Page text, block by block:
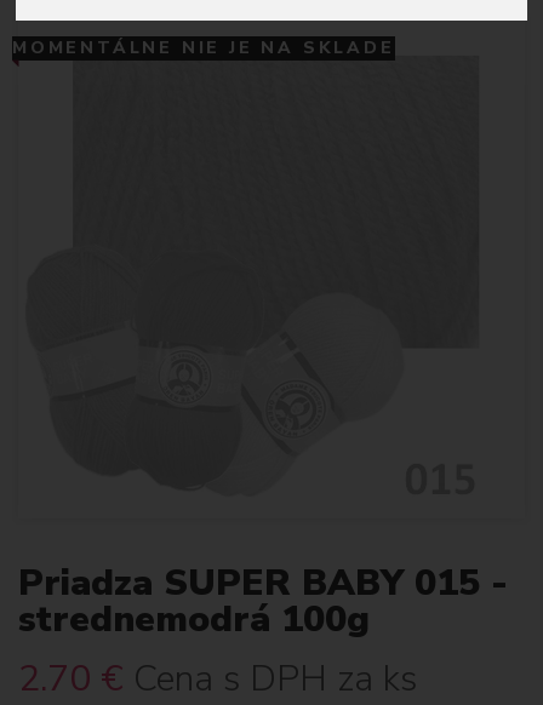
MOMENTÁLNE NIE JE NA SKLADE
Priadza SUPER BABY 015 -
strednemodrá 100g
2.70 € Cena s DPH za ks